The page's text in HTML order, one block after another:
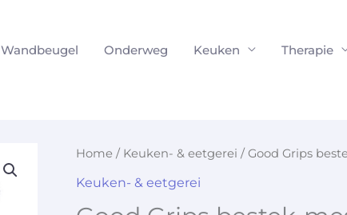
Wandbeugel Onderweg Keuken Therapie
Home / Keuken- & eetgerei / Good Grips
Keuken- & eetgerei